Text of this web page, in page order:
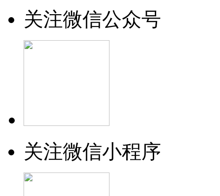
关注微信公众号
关注微信小程序